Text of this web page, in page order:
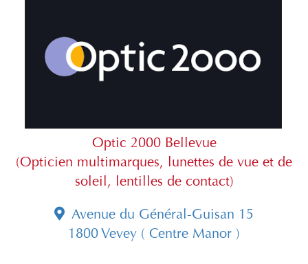
Optic 2000 Bellevue
(Opticien multimarques, lunettes de vue et de
soleil, lentilles de contact)
Avenue du Général-Guisan 15
1800 Vevey ( Centre Manor )